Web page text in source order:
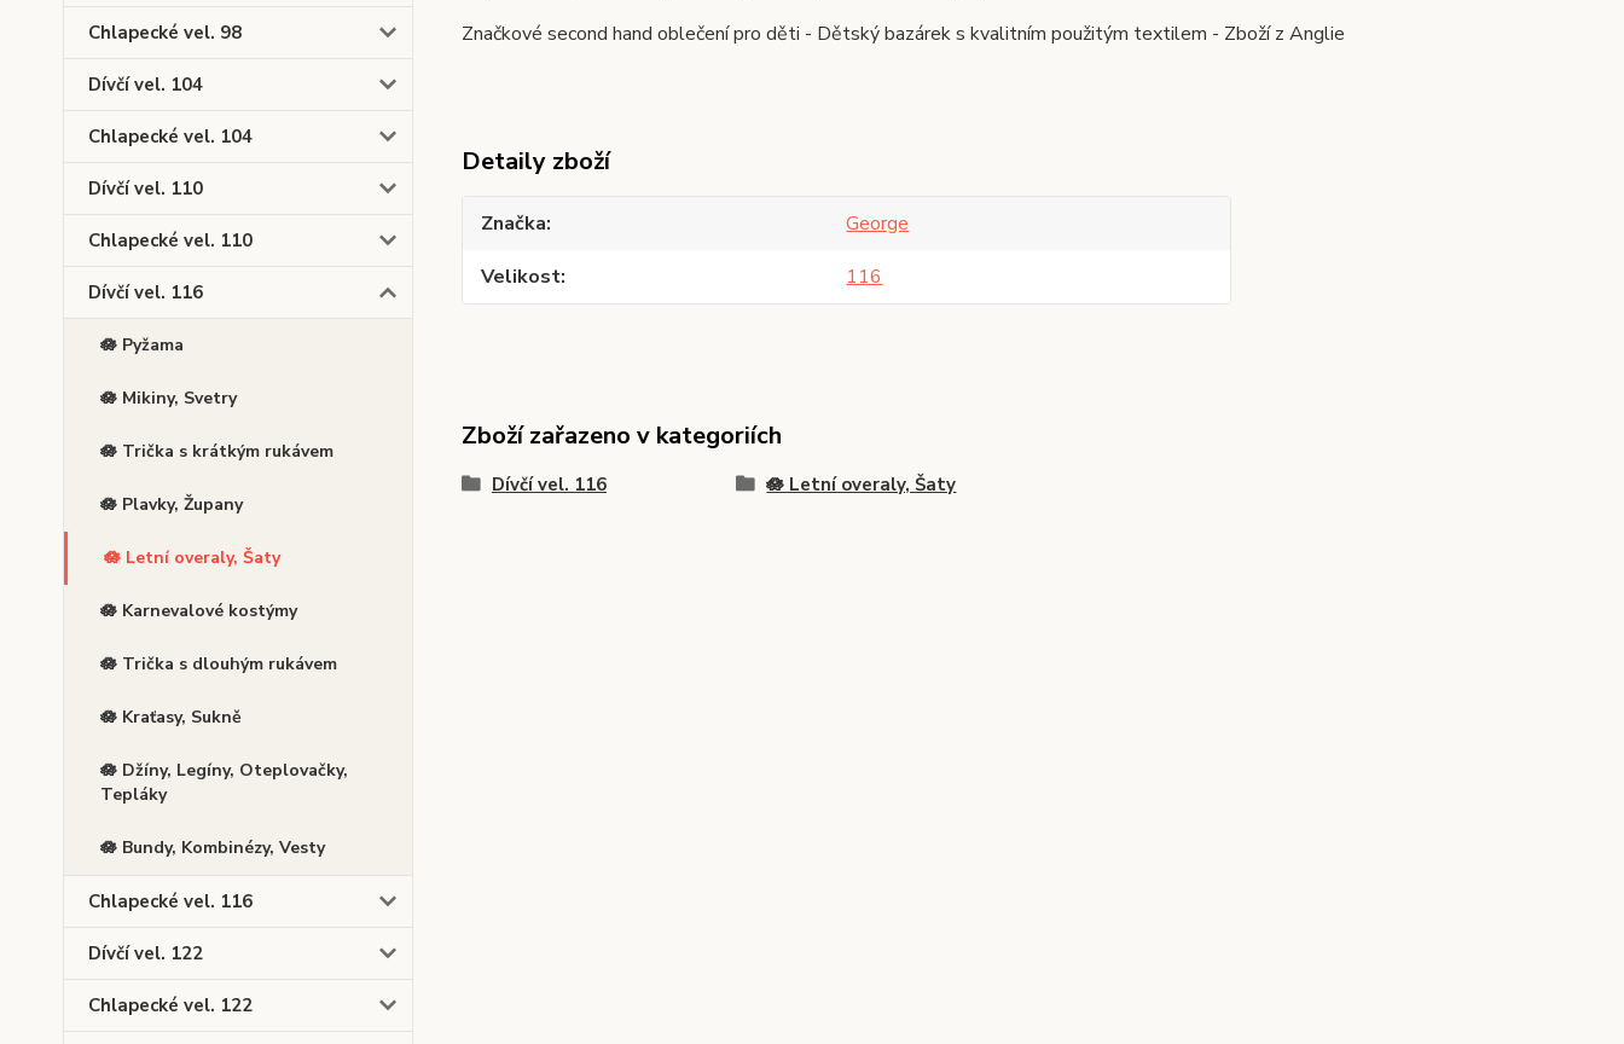
Chlapecké vel. 98
Dívčí vel. 104
Chlapecké vel. 104
Dívčí vel. 110
Chlapecké vel. 110
Dívčí vel. 116
🪷 Pyžama
🪷 Mikiny, Svetry
🪷 Trička s krátkým rukávem
🪷 Plavky, Župany
🪷 Letní overaly, Šaty
🪷 Karnevalové kostýmy
🪷 Trička s dlouhým rukávem
🪷 Kraťasy, Sukně
🪷 Džíny, Legíny, Oteplovačky,
Tepláky
🪷 Bundy, Kombinézy, Vesty
Chlapecké vel. 116
Dívčí vel. 122
Chlapecké vel. 122
Značkové second hand oblečení pro děti - Dětský bazárek s kvalitním použitým textilem - Zboží z Anglie
Detaily zboží
Značka
George
Velikost
116
Zboží zařazeno v kategoriích
Dívčí vel. 116 🪷 Letní overaly, Šaty